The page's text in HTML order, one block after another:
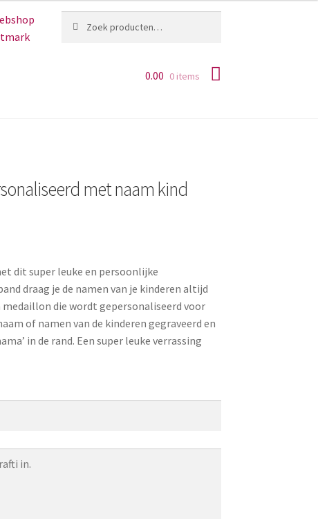
naar:
0.00 0 items
met naam kind
dit super leuke en persoonlijke
draag je de namen van je kinderen altijd
die wordt gepersonaliseerd voor
of namen van de kinderen gegraveerd en
in de rand. Een super leuke verrassing